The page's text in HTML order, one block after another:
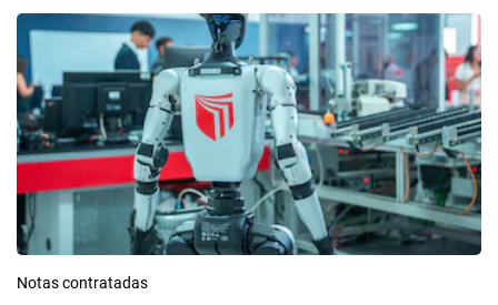
Notas contratadas